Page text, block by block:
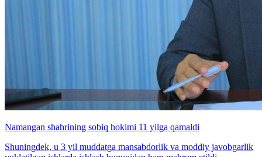
Namangan shahrining sobiq hokimi 11 yilga qamaldi
Shuningdek, u 3 yil muddatga mansabdorlik va moddiy javobgarlik